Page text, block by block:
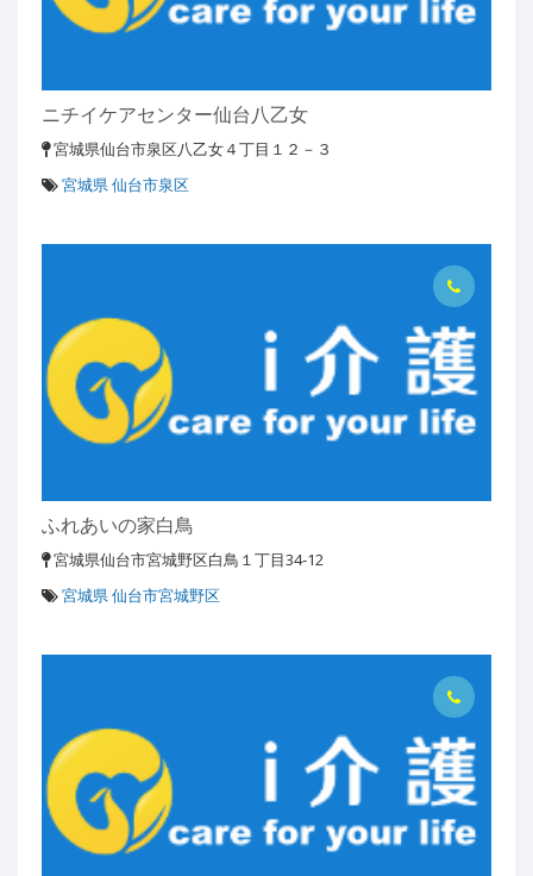
ニチイケアセンター仙台八乙女
宮城県仙台市泉区八乙女４丁目１２－３
宮城県 仙台市泉区
ふれあいの家白鳥
宮城県仙台市宮城野区白鳥１丁目34-12
宮城県 仙台市宮城野区